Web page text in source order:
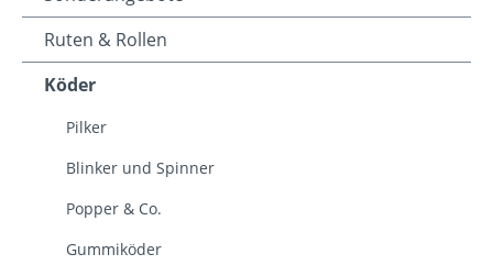
Ruten & Rollen
Köder
Pilker
Blinker und Spinner
Popper & Co.
Gummiköder